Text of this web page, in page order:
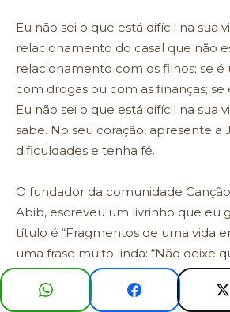
Eu não sei o que está difícil na sua
relacionamento do casal que não
relacionamento com os filhos; se
com drogas ou com as finanças;
Eu não sei o que está difícil na sua
sabe. No seu coração, apresente a
dificuldades e tenha fé.
O fundador da comunidade
Abib, escreveu um livrinho que eu
título é “Fragmentos de uma vida
uma frase muito linda: “Não deixe
perturbe. Deus cuida de tudo. Se
difícil, tenha fé, tenha paciência,